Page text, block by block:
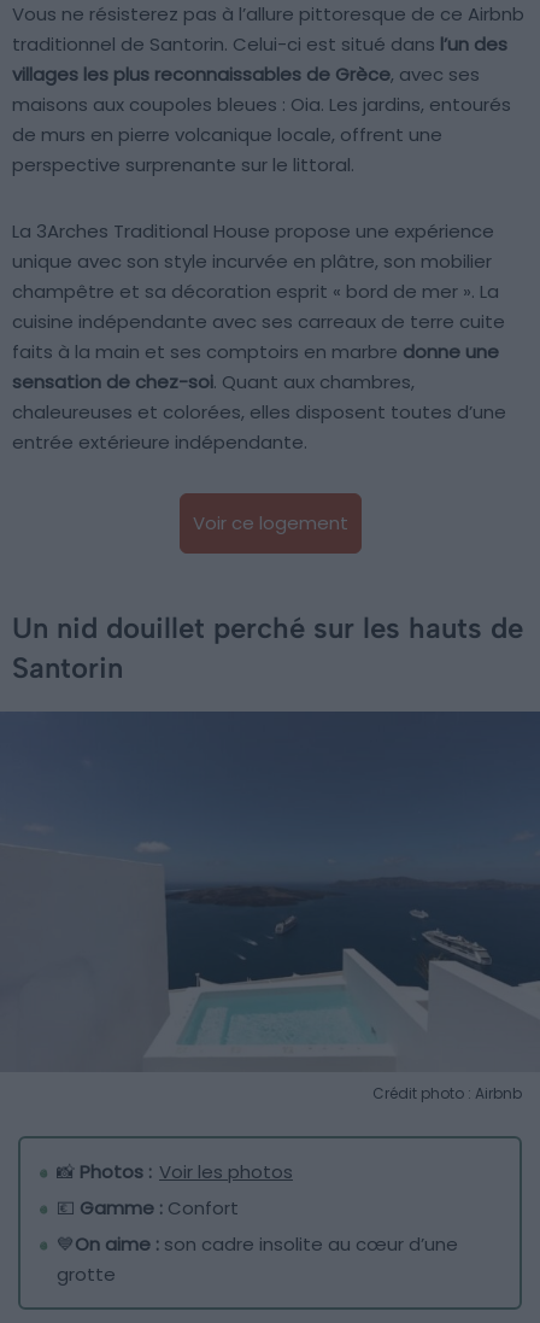
Vous ne résisterez pas à l’allure pittoresque de ce Airbnb
traditionnel de Santorin. Celui-ci est situé dans l’un des
villages les plus reconnaissables de Grèce, avec ses
maisons aux coupoles bleues : Oia. Les jardins, entourés
de murs en pierre volcanique locale, offrent une
perspective surprenante sur le littoral.
La 3Arches Traditional House propose une expérience
unique avec son style incurvée en plâtre, son mobilier
champêtre et sa décoration esprit « bord de mer ». La
cuisine indépendante avec ses carreaux de terre cuite
faits à la main et ses comptoirs en marbre donne une
sensation de chez-soi. Quant aux chambres,
chaleureuses et colorées, elles disposent toutes d’une
entrée extérieure indépendante.
Voir ce logement
Un nid douillet perché sur les hauts de
Santorin
Crédit photo : Airbnb
📸 Photos : Voir les photos
💶 Gamme : Confort
💙On aime : son cadre insolite au cœur d’une
grotte